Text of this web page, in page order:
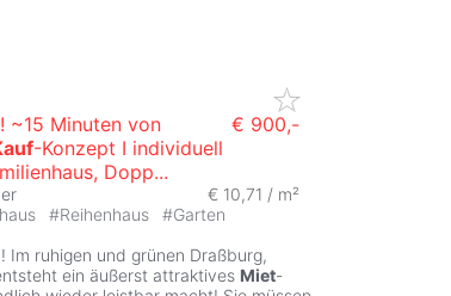
! ~15 Minuten von
-Konzept I individuell
Dopp...
€ 900,-
€ 10,71 / m²
#Reihenhaus #Garten
Im ruhigen und grünen Draßburg,
ein äußerst attraktives Miet-